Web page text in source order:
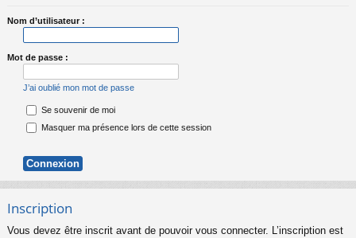
s
Nom d’utilisateur :
Mot de passe :
J’ai oublié mon mot de passe
Se souvenir de moi
Masquer ma présence lors de cette session
Inscription
Vous devez être inscrit avant de pouvoir vous connecter. L’inscription est